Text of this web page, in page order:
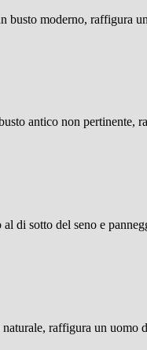
busto moderno, raffigura
antico non pertinente,
di sotto del seno e
raffigura un uomo